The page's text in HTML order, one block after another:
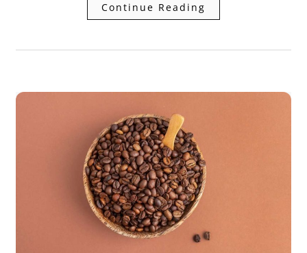
Continue Reading